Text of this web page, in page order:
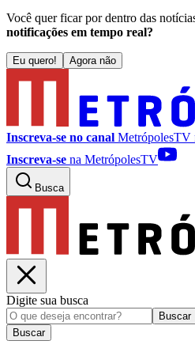
Você quer ficar por dentro das
notificações em tempo real?
Eu quero! Agora não
Inscreva-se no canal MetrópolesTV
Inscreva-se na MetrópolesTV
Busca
Digite sua busca
Buscar
Buscar